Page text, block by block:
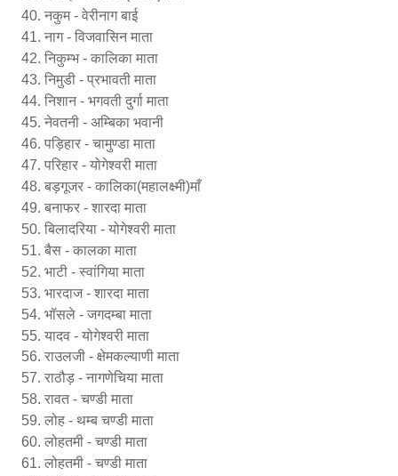
नकुम - वेरीनाग बाई
नाग - विजवासिन माता
निकुम्भ - कालिका माता
निमुडी - प्रभावती माता
निशान - भगवती दुर्गा माता
नेवतनी - अम्बिका भवानी
पड़िहार - चामुण्डा माता
परिहार - योगेश्वरी माता
बड़गूजर - कालिका(महालक्ष्मी)माँ
बनाफर - शारदा माता
बिलादरिया - योगेश्वरी माता
बैस - कालका माता
भाटी - स्वांगिया माता
भारदाज - शारदा माता
भॉसले - जगदम्बा माता
यादव - योगेश्वरी माता
राउलजी - क्षेमकल्याणी माता
राठौड़ - नागणेचिया माता
रावत - चण्डी माता
लोह - थम्ब चण्डी माता
लोहतमी - चण्डी माता
लोहतमी - चण्डी माता